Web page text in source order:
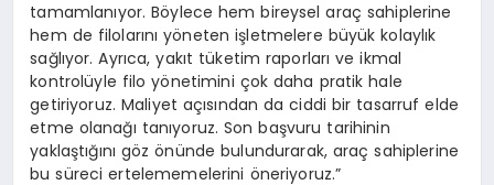
tamamlanıyor. Böylece hem bireysel araç sahiplerine
hem de filolarını yöneten işletmelere büyük kolaylık
sağlıyor. Ayrıca, yakıt tüketim raporları ve ikmal
kontrolüyle filo yönetimini çok daha pratik hale
getiriyoruz. Maliyet açısından da ciddi bir tasarruf elde
etme olanağı tanıyoruz. Son başvuru tarihinin
yaklaştığını göz önünde bulundurarak, araç sahiplerine
bu süreci ertelememelerini öneriyoruz.”